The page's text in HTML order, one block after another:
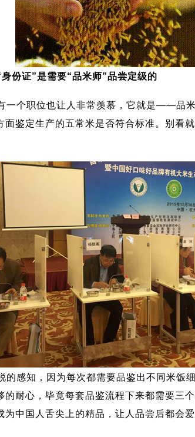
份证”是需要“品米师”品尝定级的
个职位也让人非常羡慕，它就是——品米
面鉴定生产的五常米是否符合标准。别看
感知，因为每次都需要品鉴出不同米饭细
的耐心，毕竟每套品鉴流程下来都需要三
为中国人舌尖上的精品，让人品尝后都会爱